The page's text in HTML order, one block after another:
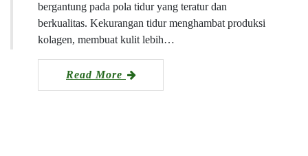
bergantung pada pola tidur yang teratur dan
berkualitas. Kekurangan tidur menghambat produksi
kolagen, membuat kulit lebih…
Read More